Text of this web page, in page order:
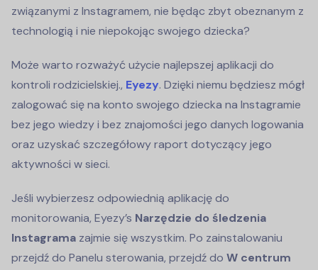
związanymi z Instagramem, nie będąc zbyt obeznanym z
technologią i nie niepokojąc swojego dziecka?
Może warto rozważyć użycie najlepszej aplikacji do
kontroli rodzicielskiej., Eyezy. Dzięki niemu będziesz mógł
zalogować się na konto swojego dziecka na Instagramie
bez jego wiedzy i bez znajomości jego danych logowania
oraz uzyskać szczegółowy raport dotyczący jego
aktywności w sieci.
Jeśli wybierzesz odpowiednią aplikację do
monitorowania, Eyezy’s Narzędzie do śledzenia
Instagrama zajmie się wszystkim. Po zainstalowaniu
przejdź do Panelu sterowania, przejdź do W centrum